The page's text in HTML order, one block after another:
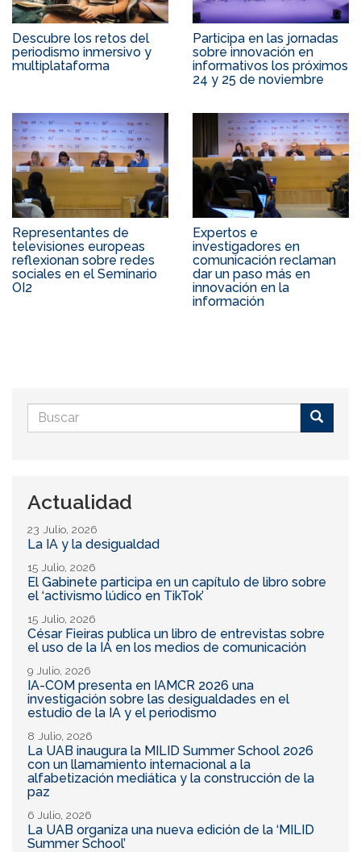
Descubre los retos del
periodismo inmersivo y
multiplataforma
Participa en las jornadas
sobre innovación en
informativos los próximos
24 y 25 de noviembre
Representantes de
televisiones europeas
reflexionan sobre redes
sociales en el Seminario
OI2
Expertos e
investigadores en
comunicación reclaman
dar un paso más en
innovación en la
información
Formulario
de
Actualidad
23 Julio, 2026
La IA y la desigualdad
15 Julio, 2026
El Gabinete participa en un capítulo de libro sobre
el ‘activismo lúdico en TikTok’
15 Julio, 2026
César Fieiras publica un libro de entrevistas sobre
el uso de la IA en los medios de comunicación
9 Julio, 2026
IA-COM presenta en IAMCR 2026 una
investigación sobre las desigualdades en el
estudio de la IA y el periodismo
8 Julio, 2026
La UAB inaugura la MILID Summer School 2026
con un llamamiento internacional a la
alfabetización mediática y la construcción de la
paz
6 Julio, 2026
La UAB organiza una nueva edición de la ‘MILID
Summer School’